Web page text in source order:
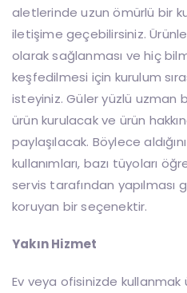
aletlerinde uzun ömürlü bir
iletişime geçebilirsiniz.
olarak sağlanması ve hiç
keşfedilmesi için kurulum
isteyiniz. Güler yüzlü uzman
ürün kurulacak ve ürün
paylaşılacak. Böylece
kullanımları, bazı tüyoları
servis tarafından yapılması
koruyan bir seçenektir.
Yakın Hizmet
Ev veya ofisinizde kullanmak